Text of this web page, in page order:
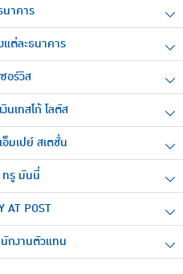
นาคาร
แต่ละธนาคาร
อร์วิส
นเทสโก้ โลตัส
มเปย์ สเตชั่น
ทรู มันนี่
AT POST
กงานตัวแทน